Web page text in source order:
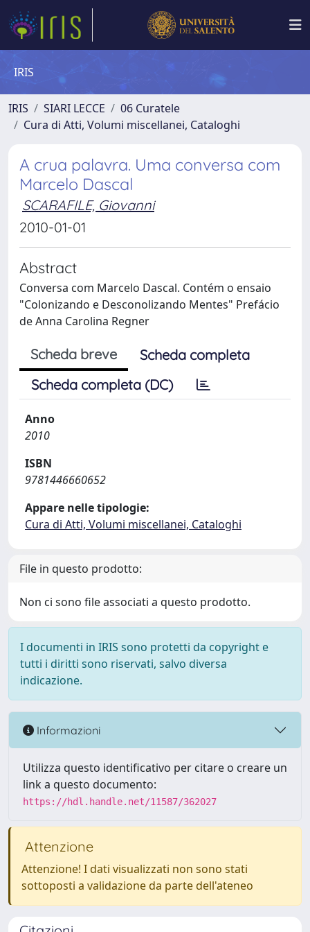
IRIS
IRIS SIARI LECCE
06 Curatele
Cura di Atti, Volumi miscellanei, Cataloghi
A crua palavra. Uma conversa com
Marcelo Dascal
SCARAFILE, Giovanni
2010-01-01
Abstract
Conversa com Marcelo Dascal. Contém o ensaio
"Colonizando e Desconolizando Mentes" Prefácio
de Anna Carolina Regner
Scheda breve
Scheda completa
Scheda completa (DC)
Anno
2010
ISBN
9781446660652
Appare nelle tipologie:
Cura di Atti, Volumi miscellanei, Cataloghi
File in questo prodotto:
Non ci sono file associati a questo prodotto.
I documenti in IRIS sono protetti da copyright e
tutti i diritti sono riservati, salvo diversa
indicazione.
Informazioni
Utilizza questo identificativo per citare o creare un
link a questo documento:
https://hdl.handle.net/11587/362027
Attenzione
Attenzione! I dati visualizzati non sono stati
sottoposti a validazione da parte dell'ateneo